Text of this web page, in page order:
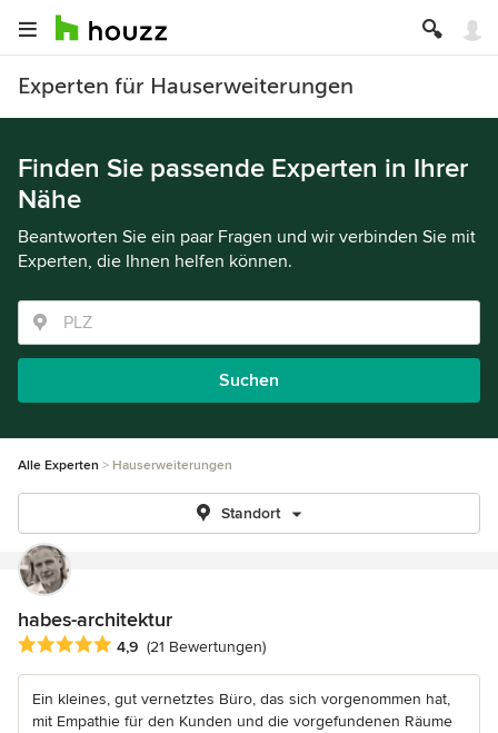
Experten für Hauserweiterungen
Finden Sie passende Experten in Ihrer
Nähe
Beantworten Sie ein paar Fragen und wir verbinden Sie mit
Experten, die Ihnen helfen können.
Suchen
Alle Experten Hauserweiterungen
Standort
habes-architektur
Durchschnittliche Bewertung: 4.9 von 5 Sternen
4,9 (21 Bewertungen)
Ein kleines, gut vernetztes Büro, das sich vorgenommen hat,
mit Empathie für den Kunden und die vorgefundenen Räume